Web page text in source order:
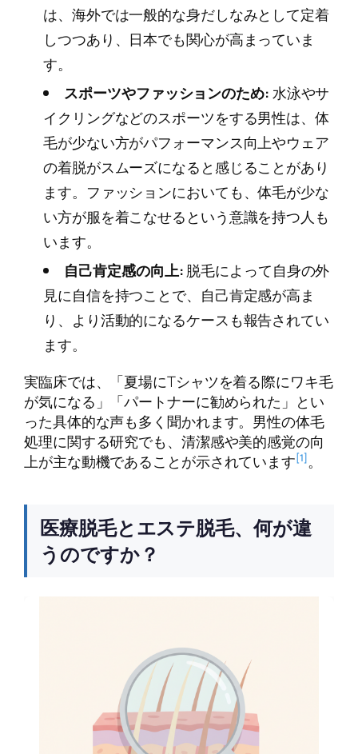
は、海外では一般的な身だしなみとして定着
しつつあり、日本でも関心が高まっていま
す。
スポーツやファッションのため:水泳やサ
イクリングなどのスポーツをする男性は、体
毛が少ない方がパフォーマンス向上やウェア
の着脱がスムーズになると感じることがあり
ます。ファッションにおいても、体毛が少な
い方が服を着こなせるという意識を持つ人も
います。
自己肯定感の向上:脱毛によって自身の外
見に自信を持つことで、自己肯定感が高ま
り、より活動的になるケースも報告されてい
ます。
実臨床では、「夏場にTシャツを着る際にワキ毛
が気になる」「パートナーに勧められた」とい
った具体的な声も多く聞かれます。男性の体毛
処理に関する研究でも、清潔感や美的感覚の向
上が主な動機であることが示されています[1]。
医療脱毛とエステ脱毛、何が違
うのですか？